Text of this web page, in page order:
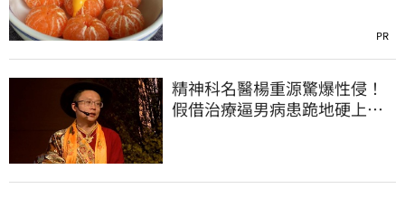
PR
精神科名醫楊重源驚爆性侵！
假借治療逼男病患跪地硬上…